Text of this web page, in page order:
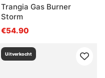
Trangia Gas Burner
Storm
€54.90
Uitverkocht